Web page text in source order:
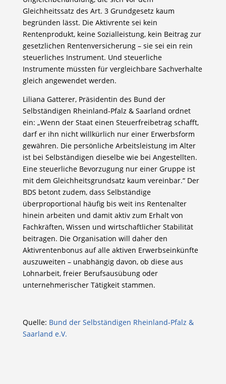
Gleichheitssatz des Art. 3 Grundgesetz kaum
begründen lässt. Die Aktivrente sei kein
Rentenprodukt, keine Sozialleistung, kein Beitrag zur
gesetzlichen Rentenversicherung – sie sei ein rein
steuerliches Instrument. Und steuerliche
Instrumente müssten für vergleichbare Sachverhalte
gleich angewendet werden.
Liliana Gatterer, Präsidentin des Bund der
Selbständigen Rheinland-Pfalz & Saarland ordnet
ein: „Wenn der Staat einen Steuerfreibetrag schafft,
darf er ihn nicht willkürlich nur einer Erwerbsform
gewähren. Die persönliche Arbeitsleistung im Alter
ist bei Selbständigen dieselbe wie bei Angestellten.
Eine steuerliche Bevorzugung nur einer Gruppe ist
mit dem Gleichheitsgrundsatz kaum vereinbar.“ Der
BDS betont zudem, dass Selbständige
überproportional häufig bis weit ins Rentenalter
hinein arbeiten und damit aktiv zum Erhalt von
Fachkräften, Wissen und wirtschaftlicher Stabilität
beitragen. Die Organisation will daher den
Aktivrentenbonus auf alle aktiven Erwerbseinkünfte
auszuweiten – unabhängig davon, ob diese aus
Lohnarbeit, freier Berufsausübung oder
unternehmerischer Tätigkeit stammen.
Quelle: Bund der Selbständigen Rheinland-Pfalz &
Saarland e.V.